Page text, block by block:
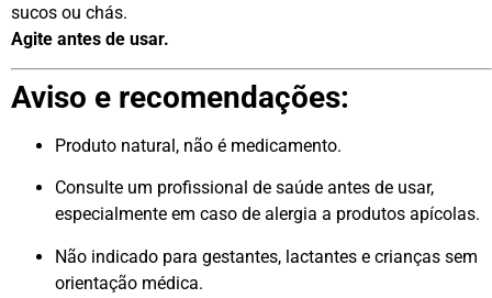
sucos ou chás.
Agite antes de usar.
Aviso e recomendações:
Produto natural, não é medicamento.
Consulte um profissional de saúde antes de usar,
especialmente em caso de alergia a produtos apícolas.
Não indicado para gestantes, lactantes e crianças sem
orientação médica.